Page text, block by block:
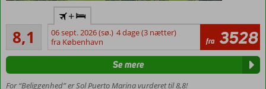
stranden
Tæt ved
Benalmadenas
2-
8,1Meget godt
53
anmeldelser
+
06 sept. 2026 (sø.) 4 dage (3 nætter)
fra København
fra 3528
For “Beliggenhed” er Sol Puerto Marina vurderet til 8,8!
Se mere